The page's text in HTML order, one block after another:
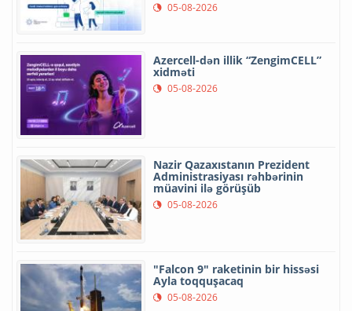
05-08-2026
Azercell-dən illik “ZengimCELL”
xidməti
05-08-2026
Nazir Qazaxıstanın Prezident
Administrasiyası rəhbərinin
müavini ilə görüşüb
05-08-2026
"Falcon 9" raketinin bir hissəsi
Ayla toqquşacaq
05-08-2026